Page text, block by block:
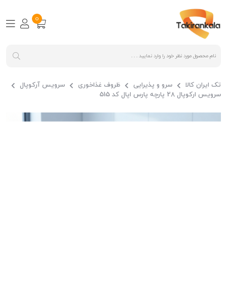
0
تک ایران کالا سرو و پذیرایی ظروف غذاخوری
سرویس آرکوپال
سرویس ارکوپال 28 پارچه پارس اپال کد 515